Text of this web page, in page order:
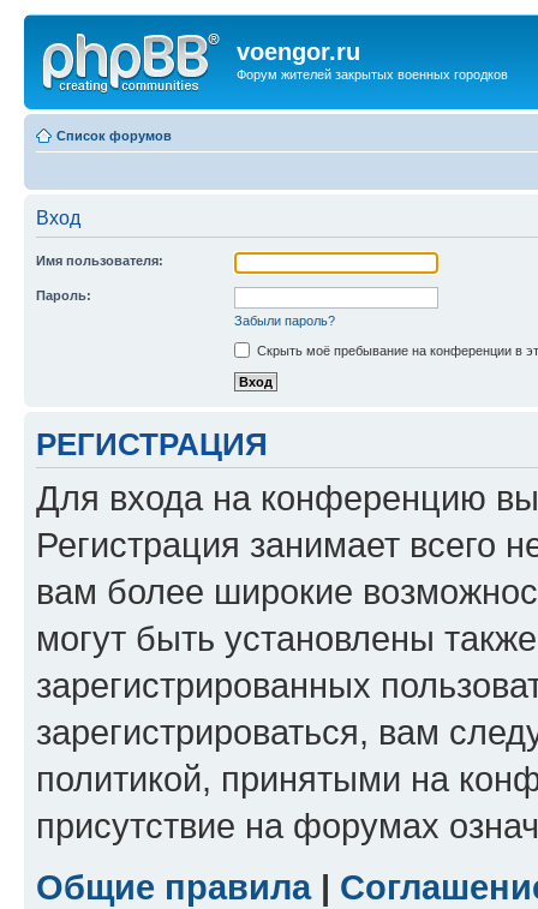
voengor.ru
Форум жителей закрытых военных городков
Список форумов
Вход
Имя пользователя:
Пароль:
Забыли пароль?
Скрыть моё пребывание на конференции в
РЕГИСТРАЦИЯ
Для входа на конференцию
Регистрация занимает всего
вам более широкие
могут быть установлены
зарегистрированных
зарегистрироваться, вам
политикой, принятыми на
присутствие на форумах
Общие правила|